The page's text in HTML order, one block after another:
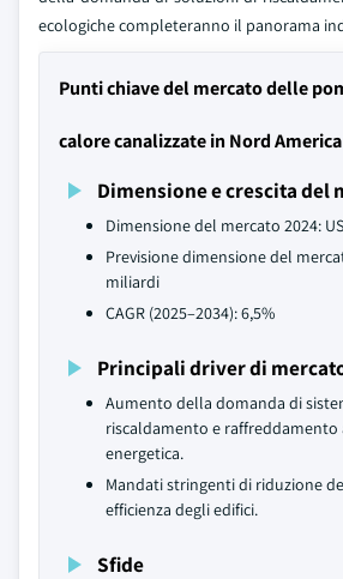
ecologiche completeranno il panorama
Punti chiave del mercato delle
calore canalizzate in Nord America
Dimensione e crescita del
Dimensione del mercato 2024:
Previsione dimensione del
miliardi
CAGR (2025–2034): 6,5%
Principali driver di
Aumento della domanda di
riscaldamento e raffreddamento
energetica.
Mandati stringenti di riduzione
efficienza degli edifici.
Sfide